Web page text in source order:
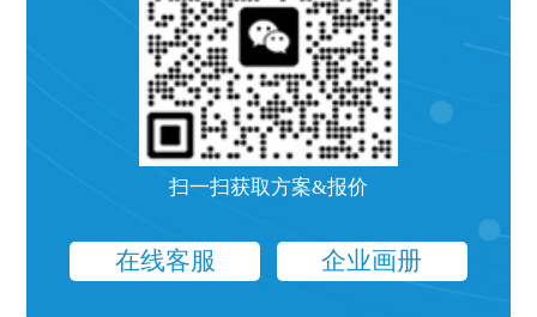
扫一扫获取方案&报价